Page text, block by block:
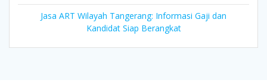
Jasa ART Wilayah Tangerang: Informasi Gaji dan
Kandidat Siap Berangkat